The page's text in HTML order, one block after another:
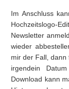
Im Anschluss
Hochzeitslogo-
Newsletter
wieder
mir der Fall,
irgendein
Download kann